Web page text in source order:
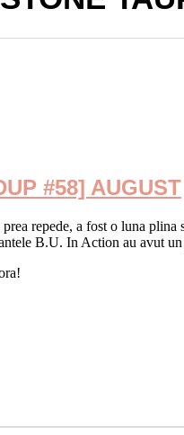
#58] AUGUST
repede, a fost o luna
B.U. In Action au avut